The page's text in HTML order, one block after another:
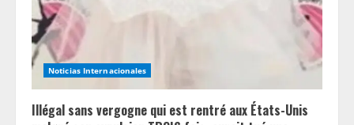
Noticias Internacionales
Illégal sans vergogne qui est rentré aux États-Unis